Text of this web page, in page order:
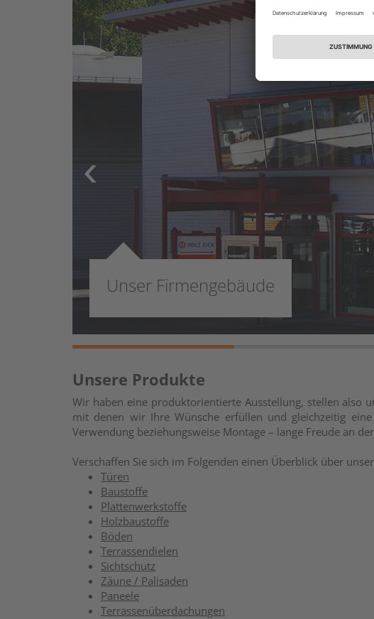
Firmengebäude
Unsere Produkte
Wir haben eine produktorientierte Ausstellung, stellen also
mit denen wir Ihre Wünsche erfüllen und gleichzeitig
Verwendung beziehungsweise Montage – lange Freude an
Verschaffen Sie sich im Folgenden einen Überblick über
Türen
Baustoffe
Plattenwerkstoffe
Holzbaustoffe
Böden
Terrassendielen
Sichtschutz
Zäune / Palisaden
Paneele
Terrassenüberdachungen